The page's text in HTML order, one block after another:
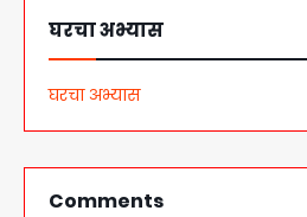
घरचा अभ्यास
घरचा अभ्यास
Comments